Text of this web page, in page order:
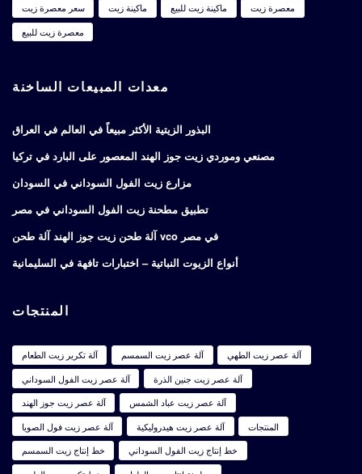
سعر معصرة زيت
ماكينة زيت ماكينة زيت للبيع
معصرة زيت
معصرة زيت للبيع
معدات المبيعات الساخنة
البذور الزيتية الأكثر مبيعاً في العالم في العراق
مصنعي وموردي زيت جوز الهند المعصور على البارد في تركيا
مزارع زيت الفول السوداني في السودان
تطبيق مطحنة زيت الفول السوداني في مصر
آلة طحن زيت جوز الهند آلة طحن vco في مصر
أنواع الزيوت النباتية – اختبارات تافهة في السليمانية
المنتجات
آلة تكرير زيت الطعام آلة عصر زيت السمسم
آلة عصر زيت الطهي
آلة عصر زيت الفول السوداني
آلة عصر زيت جنين الذرة
آلة عصر زيت جوز الهند
آلة عصر زيت عباد الشمس
آلة عصر زيت فول الصويا
آلة عصر زيت هيدروليكية
المنتجات
خط إنتاج زيت السمسم
خط إنتاج زيت الفول السوداني